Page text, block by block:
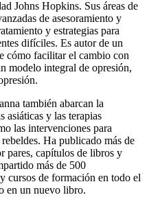
Johns Hopkins. Sus áreas de
de asesoramiento y
y estrategias para
difíciles. Es autor de un
cómo facilitar el cambio con
modelo integral de opresión,
también abarcan la
asiáticas y las terapias
las intervenciones para
Ha publicado más de
pares, capítulos de libros y
más de 500
cursos de formación en todo el
en un nuevo libro.